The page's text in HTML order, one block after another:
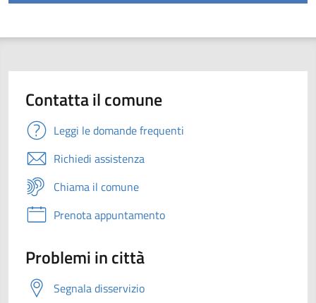
Contatta il comune
Leggi le domande frequenti
Richiedi assistenza
Chiama il comune
Prenota appuntamento
Problemi in città
Segnala disservizio